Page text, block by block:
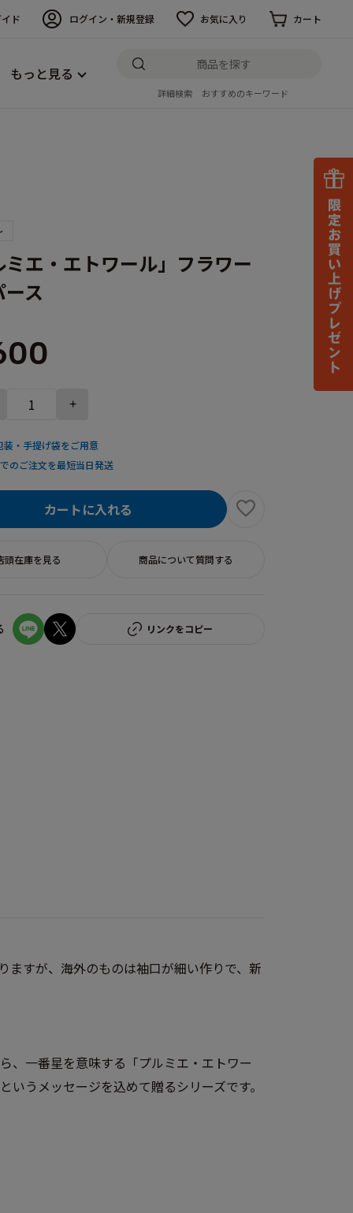
ド ログイン・新規登録 お気に入り カート
もっと見る
詳細検索 おすすめのキーワード
エ・エトワール」フラワー
ス
+
装・手提げ袋をご用意
のご注文を最短当日発送
カートに入れる
頭在庫を見る 商品について質問する
リンクをコピー
ますが、海外のものは袖口が細い作りで、新
、一番星を意味する「プルミエ・エトワー
うメッセージを込めて贈るシリーズです。